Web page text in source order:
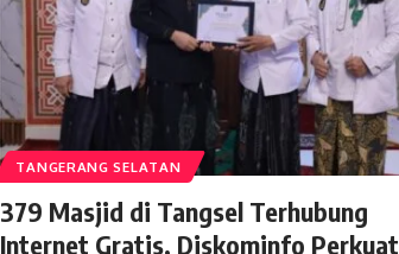
TANGERANG SELATAN
379 Masjid di Tangsel Terhubung
Internet Gratis, Diskominfo Perkuat